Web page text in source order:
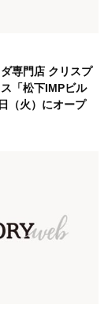
、夏の「甘めト
専門店 クリスプ
「松下IMPビル
（火）にオープ